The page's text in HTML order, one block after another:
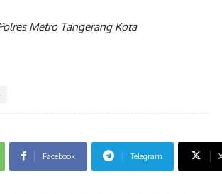
Metro Tangerang Kota
Facebook Telegram